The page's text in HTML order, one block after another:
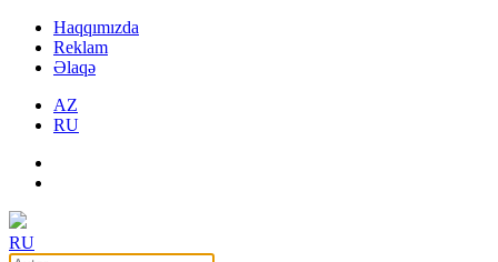
Haqqımızda
Reklam
Əlaqə
AZ
RU
RU